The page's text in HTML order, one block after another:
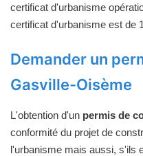
certificat d'urbanisme
certificat d'urbanisme est de
Demander un
Gasville-Oisème
L'obtention d'un permis de
conformité du projet de
l'urbanisme mais aussi, s'ils